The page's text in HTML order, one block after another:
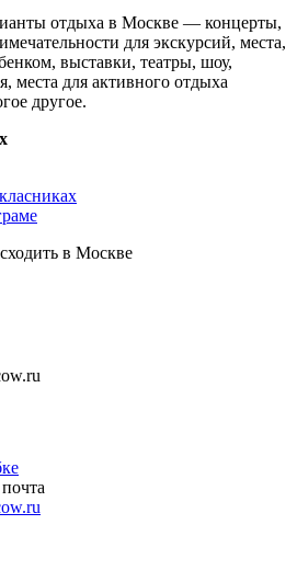
отдыха в Москве — концерты,
для экскурсий, места,
выставки, театры, шоу,
места для активного отдыха
другое.
в Москве